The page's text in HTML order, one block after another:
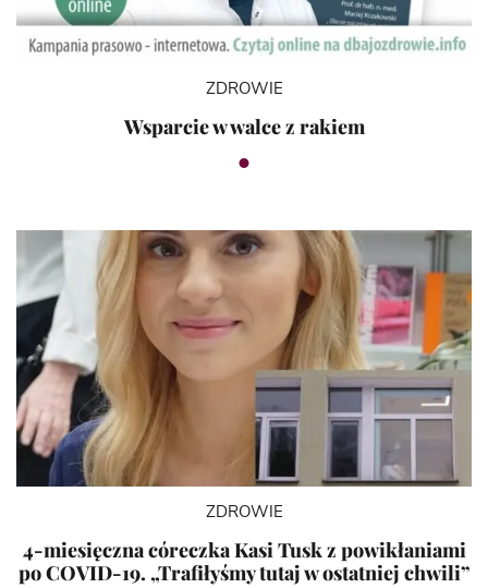
ZDROWIE
Wsparcie w walce z rakiem
ZDROWIE
4-miesięczna córeczka Kasi Tusk z powikłaniami
po COVID-19. „Trafiłyśmy tutaj w ostatniej chwili”